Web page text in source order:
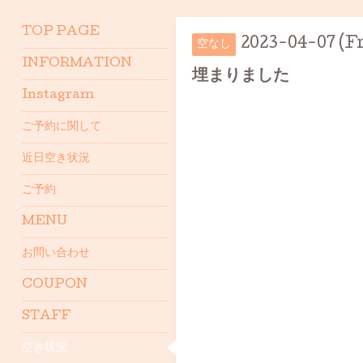
空なし 2023-04-07
埋まりました
TOP PAGE
INFORMATION
Instagram
ご予約に関して
近日空き状況
ご予約
MENU
お問い合わせ
COUPON
STAFF
空き状況